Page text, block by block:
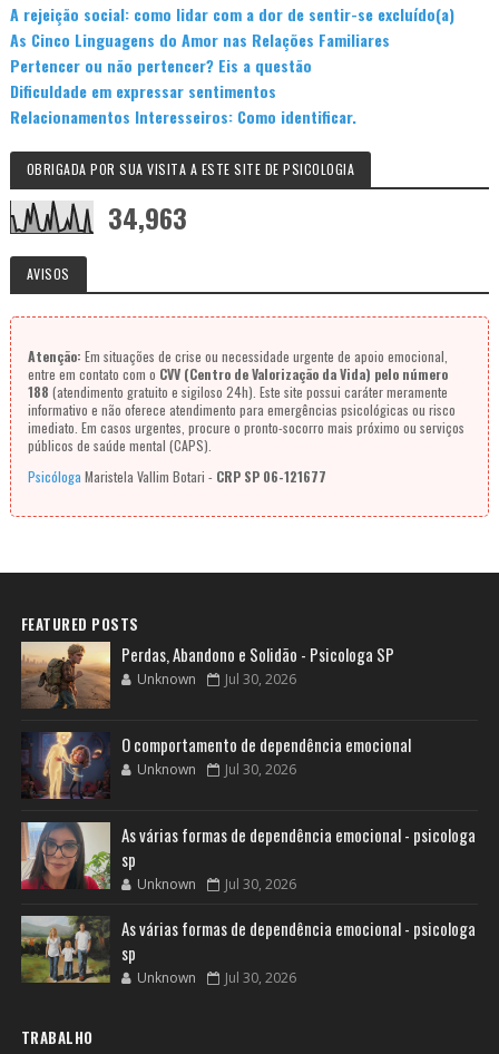
A rejeição social: como lidar com a dor de sentir-se excluído(a)
As Cinco Linguagens do Amor nas Relações Familiares
Pertencer ou não pertencer? Eis a questão
Dificuldade em expressar sentimentos
Relacionamentos Interesseiros: Como identificar.
OBRIGADA POR SUA VISITA A ESTE SITE DE PSICOLOGIA
34,963
AVISOS
Atenção: Em situações de crise ou necessidade urgente de apoio emocional,
entre em contato com o CVV (Centro de Valorização da Vida) pelo número
188 (atendimento gratuito e sigiloso 24h). Este site possui caráter meramente
informativo e não oferece atendimento para emergências psicológicas ou risco
imediato. Em casos urgentes, procure o pronto-socorro mais próximo ou serviços
públicos de saúde mental (CAPS).
Psicóloga Maristela Vallim Botari - CRP SP 06-121677
FEATURED POSTS
Perdas, Abandono e Solidão - Psicologa SP
Unknown Jul 30, 2026
O comportamento de dependência emocional
Unknown Jul 30, 2026
As várias formas de dependência emocional - psicologa
sp
Unknown Jul 30, 2026
As várias formas de dependência emocional - psicologa
sp
Unknown Jul 30, 2026
TRABALHO